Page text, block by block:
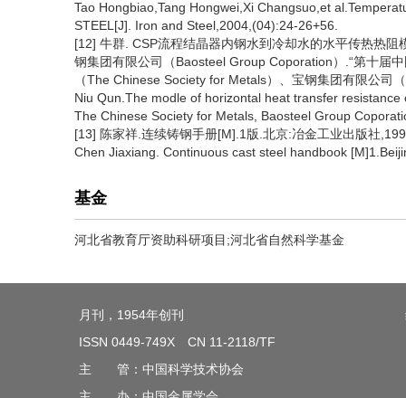
Tao Hongbiao,Tang Hongwei,Xi Changsuo,et
STEEL[J]. Iron and Steel,2004,(04):24-26+56.
[12] 牛群. CSP流程结晶器内钢水到冷却水的水平传热热
钢集团有限公司（Baosteel Group Coporation）.“第十届
（The Chinese Society for Metals）、宝钢集团有限公司
Niu Qun.The modle of horizontal heat transfer
The Chinese Society for Metals, Baosteel Group
[13] 陈家祥.连续铸钢手册[M].1版.北京:冶金工业出版社
Chen Jiaxiang. Continuous cast steel handbook
基金
河北省教育厅资助科研项目;河北省自然科学基金
月刊，1954年创刊
ISSN 0449-749X CN 11-2118/TF
主 管：中国科学技术协会